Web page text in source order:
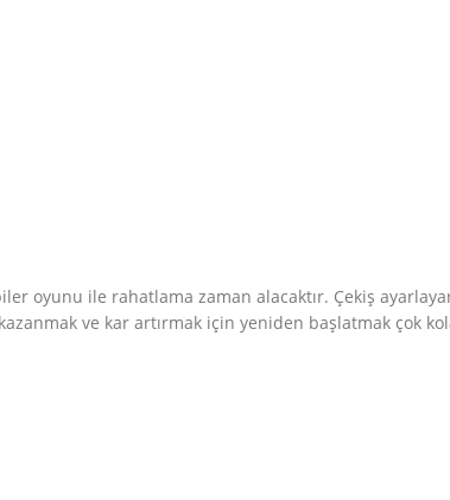
oyunu ile rahatlama zaman alacaktır. Çekiş
ve kar artırmak için yeniden başlatmak çok